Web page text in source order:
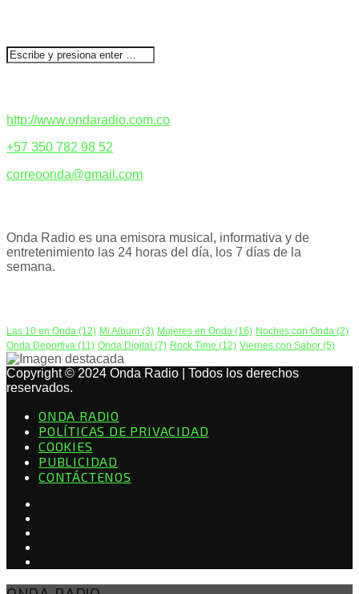
http://www.ondaradio.com.co
+57 350 782 98 52
correoonda@gmail.com
Onda Radio es una emisora musical, informativa y de
entretenimiento las 24 horas del día, los 7 días de la
semana.
Las 10 en Onda (12) Mi Album (3) Mujeres en Onda (16) Noches con Onda (2)
Onda Deportiva (11) Onda Digital (7) Rock Time (12) Viernes con Sabor (5)
Copyright © 2024 Onda Radio | Todos los derechos
reservados.
ONDA RADIO
POLÍTICAS DE PRIVACIDAD
COOKIES
PUBLICIDAD
CONTÁCTENOS